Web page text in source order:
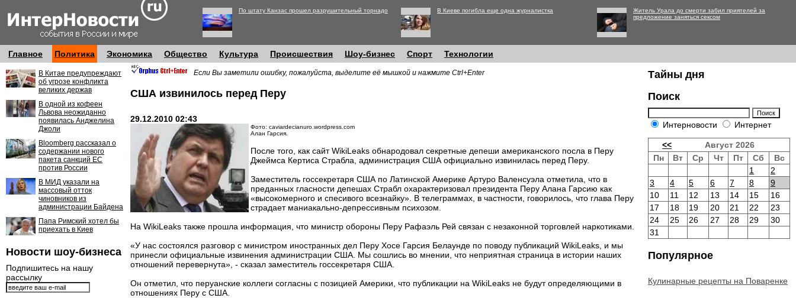
По штату Канзас прошел разрушительный торнадо В Киеве погибла еще одна журналистка
Житель Урала до смерти забил приятелей за
предложение заняться сексом
Главное Политика Экономика Общество Культура Происшествия Шоу-бизнес Спорт Технологии
В Китае предупреждают
об угрозе конфликта
великих держав
В одной из кофеен
Львова неожиданно
появилась Анджелина
Джоли
Bloomberg рассказал о
содержании нового
пакета санкций ЕС
против России
В МИД указали на
массовый отток
чиновников из
администрации Байдена
Папа Римский хотел бы
приехать в Киев
Новости шоу-бизнеса
Подпишитесь на нашу
рассылку
Если Вы заметили ошибку, пожалуйста, выделите её мышкой и нажмите Ctrl+Enter
США извинилось перед Перу
29.12.2010 02:43
Фото: caviardecianuro.wordpress.com
Алан Гарсия.
После того, как сайт WikiLeaks обнародовал секретные депеши американского посла в Перу
Джеймса Кертиса Страбла, администрация США официально извинилась перед Перу.
Заместитель госсекретаря США по Латинской Америке Артуро Валенсуэла отметила, что в
преданных гласности депешах Страбл охарактеризовал президента Перу Алана Гарсию как
«высокомерного и спесивого всезнайку». В телеграммах, в частности, говорилось, что глава Перу
страдает маниакально-депрессивным психозом.
На WikiLeaks также прошла информация, что министр обороны Перу Рафаэль Рей связан с незаконной торговлей наркотиками.
«У нас состоялся разговор с министром иностранных дел Перу Хосе Гарсия Белаунде по поводу публикаций WikiLeaks, и мы
принесли официальные извинения администрации США. Мы сошлись во мнении, что неприятная страница в истории наших
отношений перевернута», - сказал заместитель госсекретаря США.
Он отметил, что перуанские коллеги согласны с позицией Америки, что публикации на WikiLeaks не будут определяющими в
отношениях Перу с США.
Тайны дня
Поиск
Интерновости Интернет
<<
Август 2026
Пн
Вт Ср Чт Пт Сб
Вс
1
2
3
4 5 6 7 8
9
10
11 12 13 14 15
16
17
18 19 20 21 22
23
24
25 26 27 28 29
30
31
Популярное
Кулинарные рецепты на Поваренке